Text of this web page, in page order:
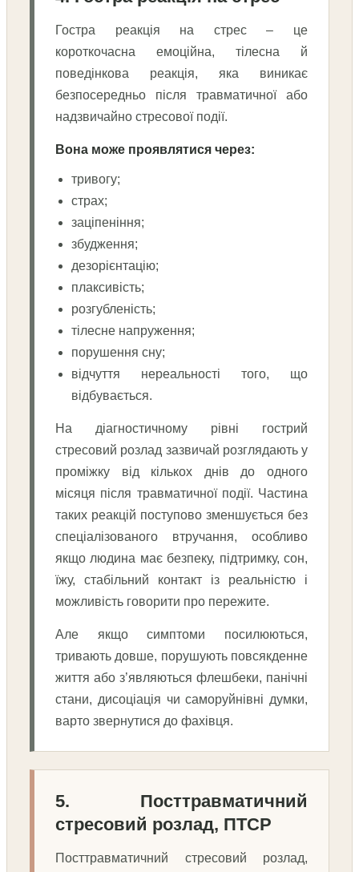
Гостра реакція на стрес – це
короткочасна емоційна, тілесна й
поведінкова реакція, яка виникає
безпосередньо після травматичної або
надзвичайно стресової події.
Вона може проявлятися через:
тривогу;
страх;
заціпеніння;
збудження;
дезорієнтацію;
плаксивість;
розгубленість;
тілесне напруження;
порушення сну;
відчуття нереальності того, що
відбувається.
На діагностичному рівні гострий
стресовий розлад зазвичай розглядають у
проміжку від кількох днів до одного
місяця після травматичної події. Частина
таких реакцій поступово зменшується без
спеціалізованого втручання, особливо
якщо людина має безпеку, підтримку, сон,
їжу, стабільний контакт із реальністю і
можливість говорити про пережите.
Але якщо симптоми посилюються,
тривають довше, порушують повсякденне
життя або з’являються флешбеки, панічні
стани, дисоціація чи саморуйнівні думки,
варто звернутися до фахівця.
5. Посттравматичний
стресовий розлад, ПТСР
Посттравматичний стресовий розлад,